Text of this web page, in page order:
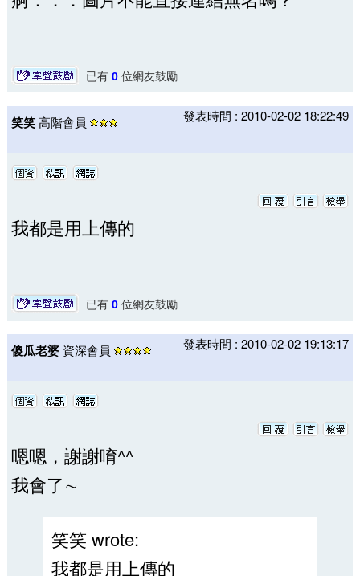
已有 0位網友鼓勵
笑笑高階會員 發表時間 : 2010-02-02 18:22:49
我都是用上傳的
已有 0位網友鼓勵
傻瓜老婆 資深會員 發表時間 : 2010-02-02 19:13:17
嗯嗯，謝謝唷^^
我會了∼
笑笑 wrote:
我都是用上傳的